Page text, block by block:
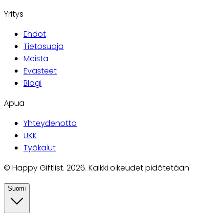
Yritys
Ehdot
Tietosuoja
Meistä
Evästeet
Blogi
Apua
Yhteydenotto
UKK
Työkalut
© Happy Giftlist. 2026. Kaikki oikeudet pidätetään
Suomi